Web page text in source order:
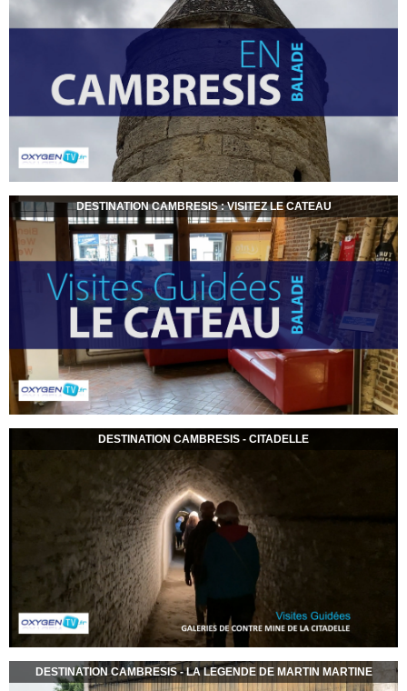
DESTINATION CAMBRESIS : VISITEZ LE CATEAU
DESTINATION CAMBRESIS - CITADELLE
DESTINATION CAMBRESIS - LA LEGENDE DE MARTIN MARTINE